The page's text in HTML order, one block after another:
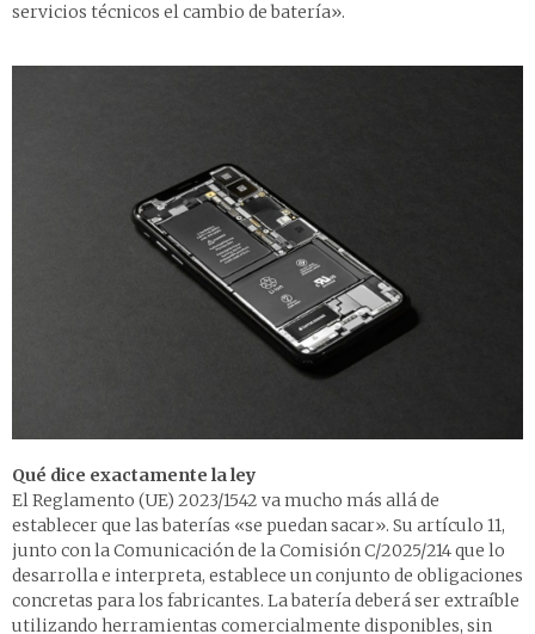
servicios técnicos el cambio de batería».
Qué dice exactamente la ley
El Reglamento (UE) 2023/1542 va mucho más allá de
establecer que las baterías «se puedan sacar». Su artículo 11,
junto con la Comunicación de la Comisión C/2025/214 que lo
desarrolla e interpreta, establece un conjunto de obligaciones
concretas para los fabricantes. La batería deberá ser extraíble
utilizando herramientas comercialmente disponibles, sin